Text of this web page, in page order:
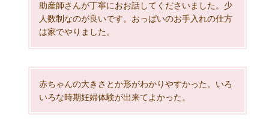
助産師さんが丁寧におお話してくださいました。少
人数制なのが良いです。おっぱいのお手入れの仕方
は家でやりました。
赤ちゃんの大きさとか形がわかりやすかった。いろ
いろな時期妊婦体験が出来てよかった。